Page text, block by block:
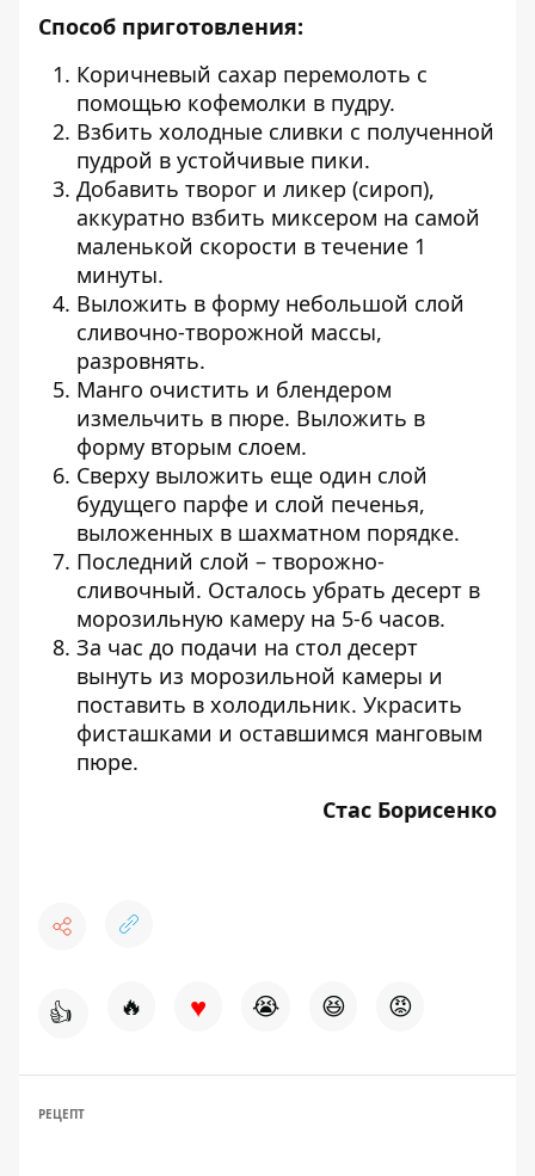
Способ приготовления:
Коричневый сахар перемолоть с
помощью кофемолки в пудру.
Взбить холодные сливки с полученной
пудрой в устойчивые пики.
Добавить творог и ликер (сироп),
аккуратно взбить миксером на самой
маленькой скорости в течение 1
минуты.
Выложить в форму небольшой слой
сливочно-творожной массы,
разровнять.
Манго очистить и блендером
измельчить в пюре. Выложить в
форму вторым слоем.
Сверху выложить еще один слой
будущего парфе и слой печенья,
выложенных в шахматном порядке.
Последний слой – творожно-
сливочный. Осталось убрать десерт в
морозильную камеру на 5-6 часов.
За час до подачи на стол десерт
вынуть из морозильной камеры и
поставить в холодильник. Украсить
фисташками и оставшимся манговым
пюре.
Стас Борисенко
👍 🔥 ♥ 😭 😆 😡
РЕЦЕПТ